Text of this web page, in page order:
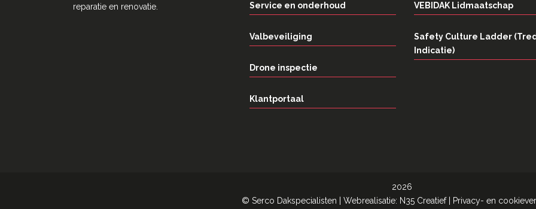
reparatie en renovatie.
Service en onderhoud
Valbeveiliging
Drone inspectie
Klantportaal
VEBIDAK Lidmaatschap
Safety Culture Ladder
Indicatie)
2026
© Serco Dakspecialisten | Webrealisatie: N35 Creatief| Privacy- en